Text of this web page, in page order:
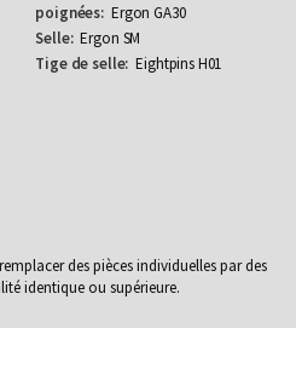
Ergon GA30
Ergon SM
Eightpins H01
des pièces individuelles par des
identique ou supérieure.